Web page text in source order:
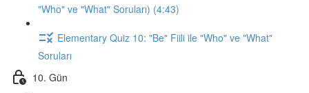
"Who" ve "What" Soruları) (4:43)
Elementary Quiz 10: "Be" Fiili ile "Who" ve "What"
Soruları
10. Gün